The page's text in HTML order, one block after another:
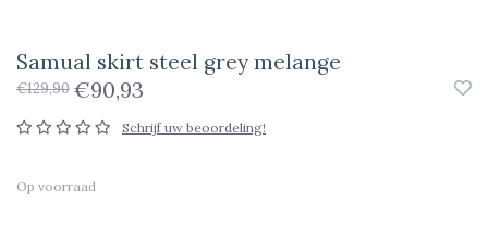
Samual skirt steel grey melange
€129,90 €90,93
Schrijf uw beoordeling!
Op voorraad